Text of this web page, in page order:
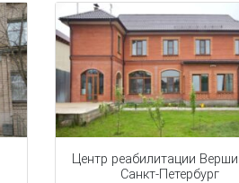
Центр реабилитации
Санкт-Петербург